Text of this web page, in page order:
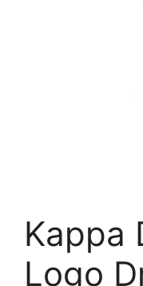
Kappa
Logo